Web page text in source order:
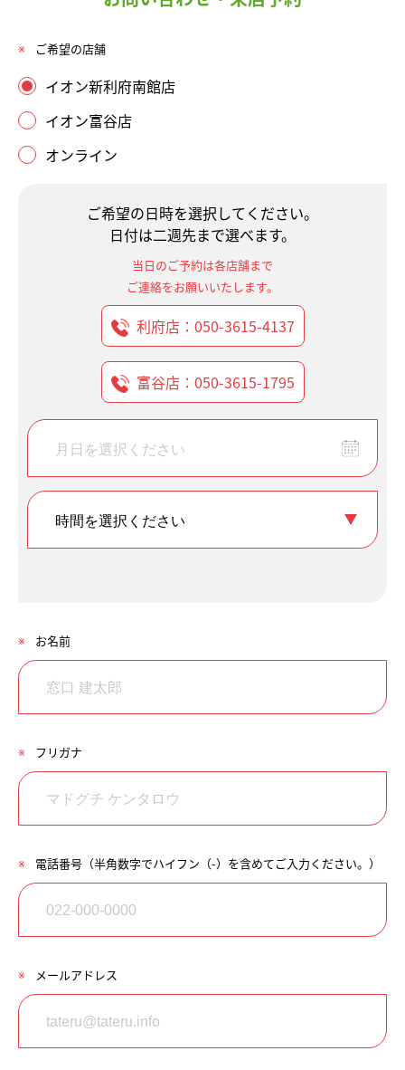
※ ご希望の店舗
イオン新利府南館店
イオン富谷店
オンライン
ご希望の日時を選択してください。
日付は二週先まで選べます。
当日のご予約は各店舗まで
ご連絡をお願いいたします。
利府店：050-3615-4137
富谷店：050-3615-1795
※ お名前
※ フリガナ
※ 電話番号（半角数字でハイフン（-）を含めてご入力ください。）
※ メールアドレス